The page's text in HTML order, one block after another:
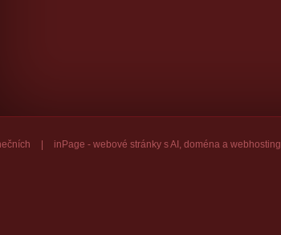
inPage - webové stránky s AI, doména a webhosting